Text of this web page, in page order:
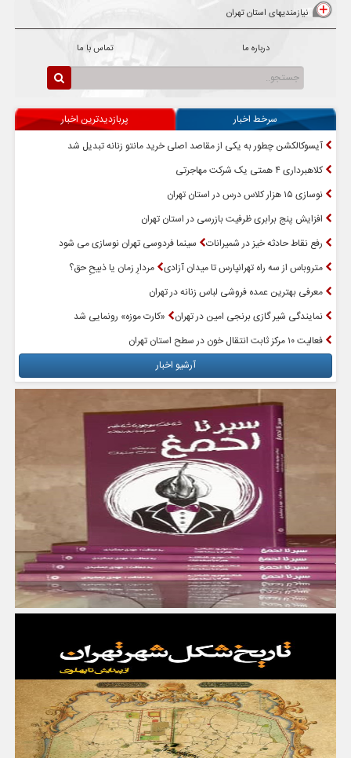
نیازمندیهای استان تهران
درباره ما تماس با ما
سرخط اخبار
پربازدیدترین اخبار
آیسوکالکشن چطور به یکی از مقاصد اصلی خرید مانتو زنانه تبدیل شد
کلاهبرداری ۴ همتی یک شرکت مهاجرتی
نوسازی ۱۵ هزار کلاس درس در استان تهران
افزایش پنج برابری ظرفیت بازرسی در استان تهران
رفع نقاط حادثه خیز در شمیرانات
سینما فردوسی تهران نوسازی می شود
متروباس از سه راه تهرانپارس تا میدان آزادی مردارِ زمان یا ذبیحِ حق؟
معرفی بهترین عمده فروشی لباس زنانه در تهران
نمایندگی شیر گازی برنجی امین در تهران
«کارت موزه» رونمایی شد
فعالیت ۱۰ مرکز ثابت انتقال خون در سطح استان تهران
آرشیو اخبار